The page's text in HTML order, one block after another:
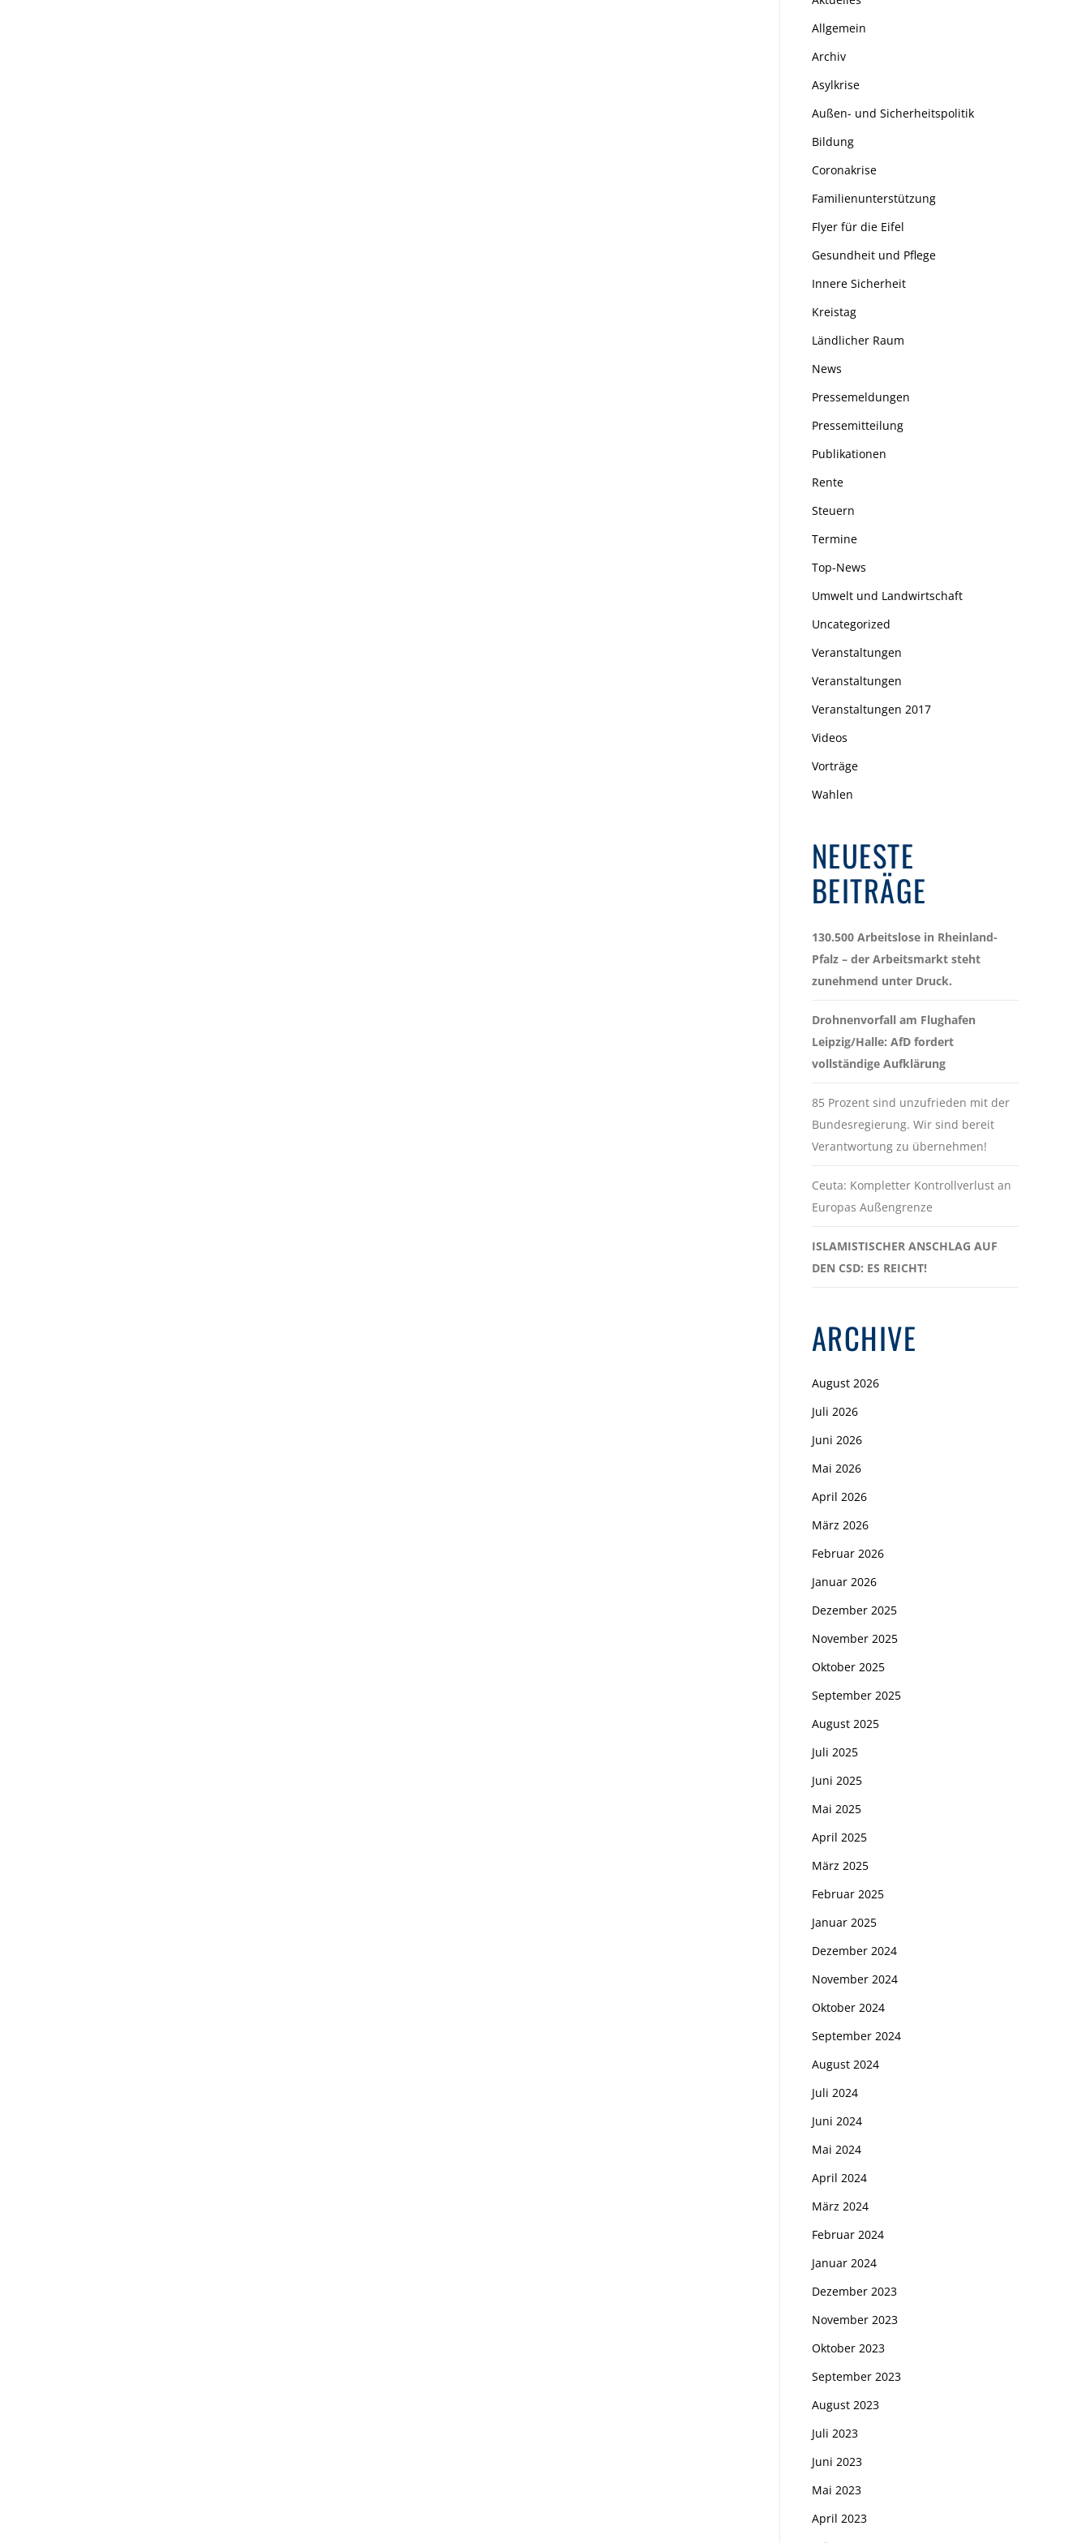
Allgemein
Archiv
Asylkrise
Außen- und Sicherheitspolitik
Bildung
Coronakrise
Familienunterstützung
Flyer für die Eifel
Gesundheit und Pflege
Innere Sicherheit
Kreistag
Ländlicher Raum
News
Pressemeldungen
Pressemitteilung
Publikationen
Rente
Steuern
Termine
Top-News
Umwelt und Landwirtschaft
Uncategorized
Veranstaltungen
Veranstaltungen
Veranstaltungen 2017
Videos
Vorträge
Wahlen
NEUESTE
BEITRÄGE
130.500 Arbeitslose in Rheinland-
Pfalz – der Arbeitsmarkt steht
zunehmend unter Druck.
Drohnenvorfall am Flughafen
Leipzig/Halle: AfD fordert
vollständige Aufklärung
85 Prozent sind unzufrieden mit der
Bundesregierung. Wir sind bereit
Verantwortung zu übernehmen!
Ceuta: Kompletter Kontrollverlust an
Europas Außengrenze
ISLAMISTISCHER ANSCHLAG AUF
DEN CSD: ES REICHT!
ARCHIVE
August 2026
Juli 2026
Juni 2026
Mai 2026
April 2026
März 2026
Februar 2026
Januar 2026
Dezember 2025
November 2025
Oktober 2025
September 2025
August 2025
Juli 2025
Juni 2025
Mai 2025
April 2025
März 2025
Februar 2025
Januar 2025
Dezember 2024
November 2024
Oktober 2024
September 2024
August 2024
Juli 2024
Juni 2024
Mai 2024
April 2024
März 2024
Februar 2024
Januar 2024
Dezember 2023
November 2023
Oktober 2023
September 2023
August 2023
Juli 2023
Juni 2023
Mai 2023
April 2023